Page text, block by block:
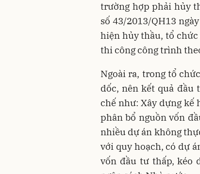
trường hợp phải hủy
số 43/2013/QH13
hiện hủy thầu, tổ
thi công công trình
Ngoài ra, trong tổ
dốc, nên kết quả đầu
chế như: Xây dựng kế
phân bổ nguồn vốn
nhiều dự án không
với quy hoạch, có dự
vốn đầu tư thấp, kéo